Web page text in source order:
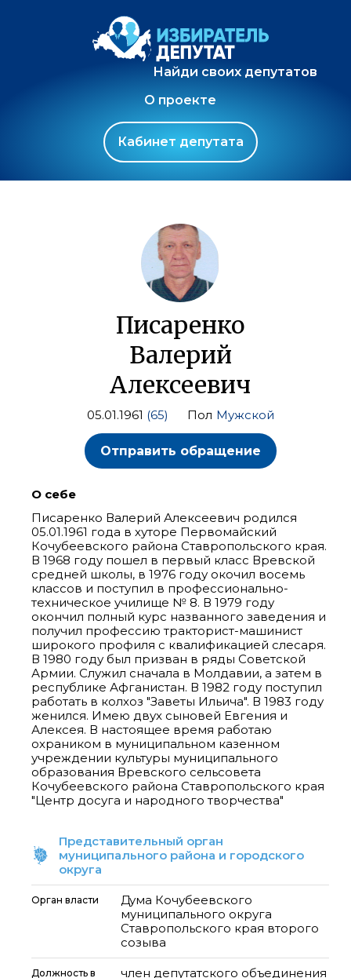
Найди своих депутатов
О проекте
Кабинет депутата
Писаренко
Валерий
Алексеевич
05.01.1961 (65) Пол Мужской
Отправить обращение
О себе
Писаренко Валерий Алексеевич родился
05.01.1961 года в хуторе Первомайский
Кочубеевского района Ставропольского края.
В 1968 году пошел в первый класс Вревской
средней школы, в 1976 году окочил восемь
классов и поступил в профессионально-
техническое училище № 8. В 1979 году
окончил полный курс названного заведения и
получил профессию тракторист-машинист
широкого профиля с квалификацией слесаря.
В 1980 году был призван в ряды Советской
Армии. Служил сначала в Молдавии, а затем в
республике Афганистан. В 1982 году поступил
работать в колхоз "Заветы Ильича". В 1983 году
женился. Имею двух сыновей Евгения и
Алексея. В настоящее время работаю
охраником в муниципальном казенном
учреждении культуры муниципального
образования Вревского сельсовета
Кочубеевского района Ставропольского края
"Центр досуга и народного творчества"
Представительный орган
муниципального района и городского
округа
Орган власти
Дума Кочубеевского
муниципального округа
Ставропольского края второго
созыва
Должность в
член депутатского объединения